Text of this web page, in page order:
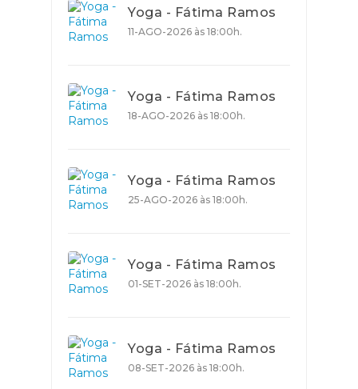
Yoga - Fátima Ramos
11-AGO-2026 às 18:00h.
Yoga - Fátima Ramos
18-AGO-2026 às 18:00h.
Yoga - Fátima Ramos
25-AGO-2026 às 18:00h.
Yoga - Fátima Ramos
01-SET-2026 às 18:00h.
Yoga - Fátima Ramos
08-SET-2026 às 18:00h.